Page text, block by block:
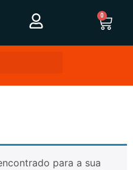
0
para a sua